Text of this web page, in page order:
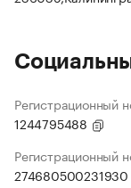
Регистрационный
1244795488
274680500231930